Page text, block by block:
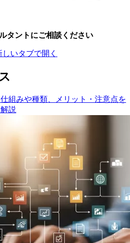
タントにご相談ください
しいタブで開く
組みや種類、メリット・注意点を
説